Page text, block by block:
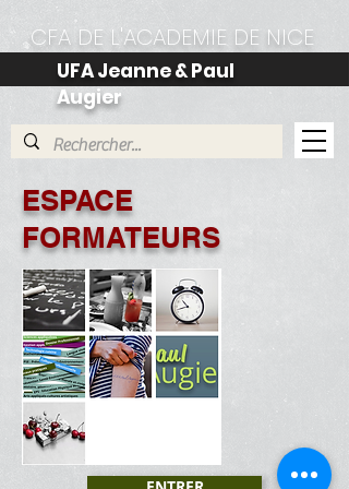
CFA DE L'ACADEMIE DE NICE
UFA Jeanne & Paul
Augier
ESPACE
FORMATEURS